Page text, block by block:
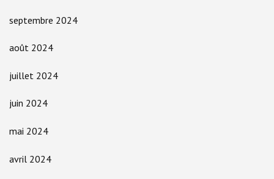
septembre 2024
août 2024
juillet 2024
juin 2024
mai 2024
avril 2024